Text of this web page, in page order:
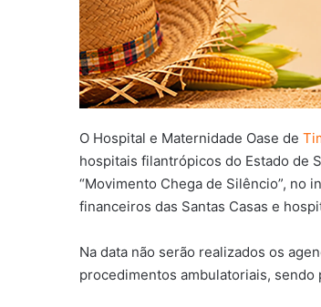
O Hospital e Maternidade Oase de
hospitais filantrópicos do Estado de
“Movimento Chega de Silêncio”, no
financeiros das Santas Casas e
Na data não serão realizados os
procedimentos ambulatoriais,